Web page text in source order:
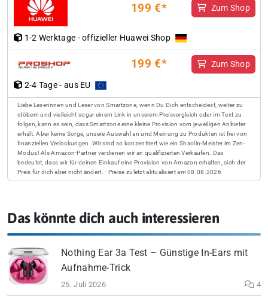
199 €* Zum Shop
1-2 Werktage - offizieller Huawei Shop
199 €* Zum Shop
2-4 Tage - aus EU
Liebe Leserinnen und Leser von Smartzone, wenn Du Dich entscheidest, weiter zu
stöbern und vielleicht sogar einem Link in unserem Preisvergleich oder im Text zu
folgen, kann es sein, dass Smartzone eine kleine Provision vom jeweiligen Anbieter
erhält. Aber keine Sorge, unsere Auswahl an und Meinung zu Produkten ist frei von
finanziellen Verlockungen. Wir sind so konzentriert wie ein Shaolin-Meister im Zen-
Modus! Als Amazon-Partner verdienen wir an qualifizierten Verkäufen. Das
bedeutet, dass wir für deinen Einkauf eine Provision von Amazon erhalten, sich der
Preis für dich aber nicht ändert. - Preise zuletzt aktualisiert am 08.08.2026
Das könnte dich auch interessieren
Nothing Ear 3a Test – Günstige In-Ears mit
Aufnahme-Trick
25. Juli 2026 4